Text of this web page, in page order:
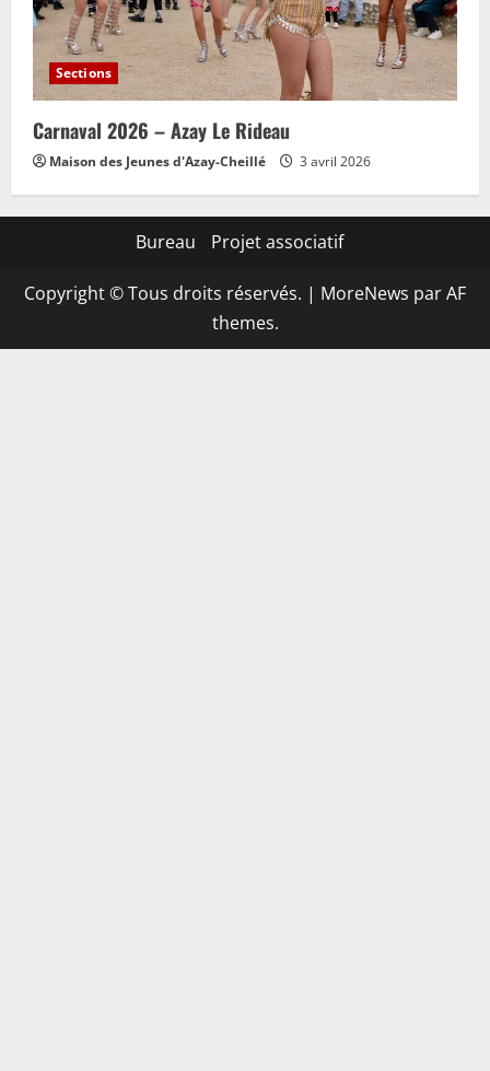
Sections
Carnaval 2026 – Azay Le Rideau
Maison des Jeunes d'Azay-Cheillé 3 avril 2026
Bureau Projet associatif
Copyright © Tous droits réservés. | MoreNews par AF
themes.